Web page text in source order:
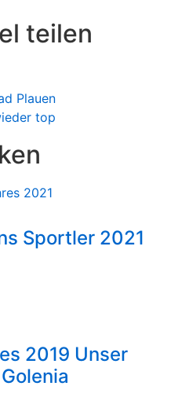
teilen
Plauen
top
Sportler 2021
2019 Unser